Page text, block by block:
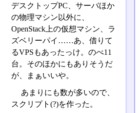
デスクトップPC、サーバほか
の物理マシン以外に、
OpenStack上の仮想マシン、ラ
ズベリーパイ……あ、借りて
るVPSもあったっけ。のべ11
台。そのほかにもありそうだ
が、まぁいいや。
あまりにも数が多いので、
スクリプト(?)を作った。